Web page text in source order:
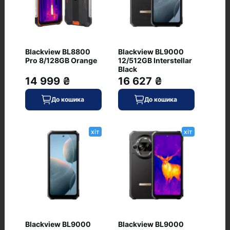
+ Додати відгук
Немає відгуків про цей товар, станьте
першим, залиште свій відгук.
Blackview BL8800
Pro 8/128GB Orange
14 999 ₴
До кошика
Blackview BL9000
12/512GB Interstellar
Black
16 627 ₴
До кошика
хіт
Blackview BL9000
хіт
Blackview BL9000